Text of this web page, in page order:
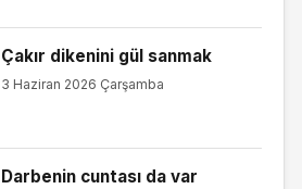
Çakır dikenini gül sanmak
3 Haziran 2026 Çarşamba
Darbenin cuntası da var